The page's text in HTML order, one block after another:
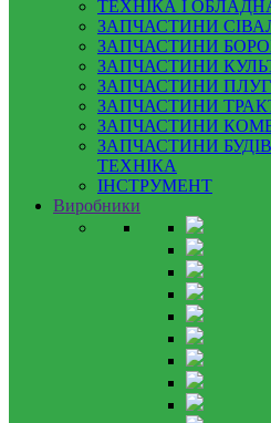
ТЕХНІКА І
ЗАПЧАСТИНИ
ЗАПЧАСТИНИ
ЗАПЧАСТИНИ
ЗАПЧАСТИНИ ПЛУГ
ЗАПЧАСТИНИ
ЗАПЧАСТИНИ
ЗАПЧАСТИНИ
ТЕХНІКА
ІНСТРУМЕНТ
Виробники